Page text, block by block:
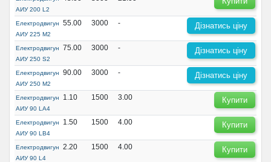
АИУ 200 L2
Електродвигун
АИУ 225 М2
55.00 3000 - Дізнатись ціну
Електродвигун
АИУ 250 S2
75.00 3000 - Дізнатись ціну
Електродвигун
АИУ 250 М2
90.00 3000 - Дізнатись ціну
Електродвигун
АИУ 90 LA4
1.10 1500 3.00 Купити
Електродвигун
АИУ 90 LВ4
1.50 1500 4.00 Купити
Електродвигун
АИУ 90 L4
2.20 1500 4.00 Купити